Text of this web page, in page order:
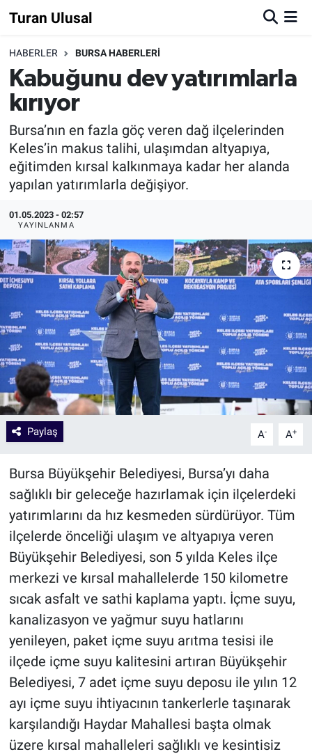
Turan Ulusal
HABERLER BURSA HABERLERİ
Kabuğunu dev yatırımlarla
kırıyor
Bursa’nın en fazla göç veren dağ ilçelerinden
Keles’in makus talihi, ulaşımdan altyapıya,
eğitimden kırsal kalkınmaya kadar her alanda
yapılan yatırımlarla değişiyor.
01.05.2023 - 02:57
YAYINLANMA
Paylaş A- A+
Bursa Büyükşehir Belediyesi, Bursa’yı daha
sağlıklı bir geleceğe hazırlamak için ilçelerdeki
yatırımlarını da hız kesmeden sürdürüyor. Tüm
ilçelerde önceliği ulaşım ve altyapıya veren
Büyükşehir Belediyesi, son 5 yılda Keles ilçe
merkezi ve kırsal mahallelerde 150 kilometre
sıcak asfalt ve sathi kaplama yaptı. İçme suyu,
kanalizasyon ve yağmur suyu hatlarını
yenileyen, paket içme suyu arıtma tesisi ile
ilçede içme suyu kalitesini artıran Büyükşehir
Belediyesi, 7 adet içme suyu deposu ile yılın 12
ayı içme suyu ihtiyacının tankerlerle taşınarak
karşılandığı Haydar Mahallesi başta olmak
üzere kırsal mahalleleri sağlıklı ve kesintisiz